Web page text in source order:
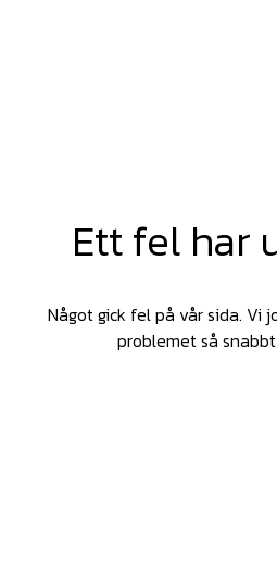
Ett fel har
Något gick fel på vår sida. Vi
problemet så